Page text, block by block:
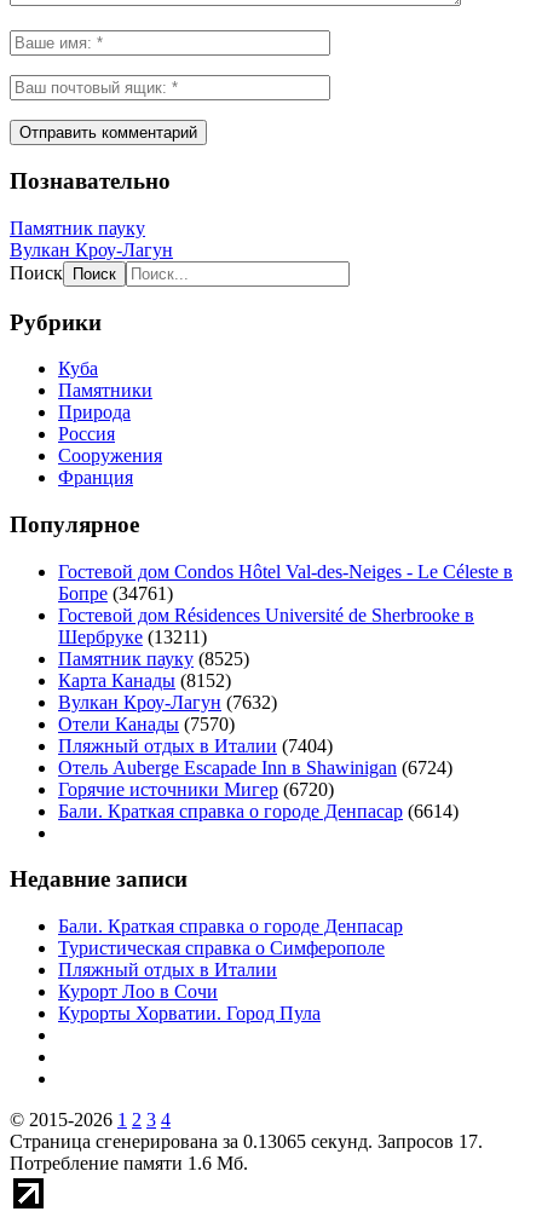
Познавательно
Памятник пауку
Вулкан Кроу-Лагун
Поиск
Рубрики
Куба
Памятники
Природа
Россия
Сооружения
Франция
Популярное
Гостевой дом Condos Hôtel Val-des-Neiges - Le Céleste в
Бопре (34761)
Гостевой дом Résidences Université de Sherbrooke в
Шербруке (13211)
Памятник пауку (8525)
Карта Канады (8152)
Вулкан Кроу-Лагун (7632)
Отели Канады (7570)
Пляжный отдых в Италии (7404)
Отель Auberge Escapade Inn в Shawinigan (6724)
Горячие источники Мигер (6720)
Бали. Краткая справка о городе Денпасар (6614)
Недавние записи
Бали. Краткая справка о городе Денпасар
Туристическая справка о Симферополе
Пляжный отдых в Италии
Курорт Лоо в Сочи
Курорты Хорватии. Город Пула
© 2015-2026 1 2 3 4
Страница сгенерирована за 0.13065 секунд. Запросов 17.
Потребление памяти 1.6 Мб.